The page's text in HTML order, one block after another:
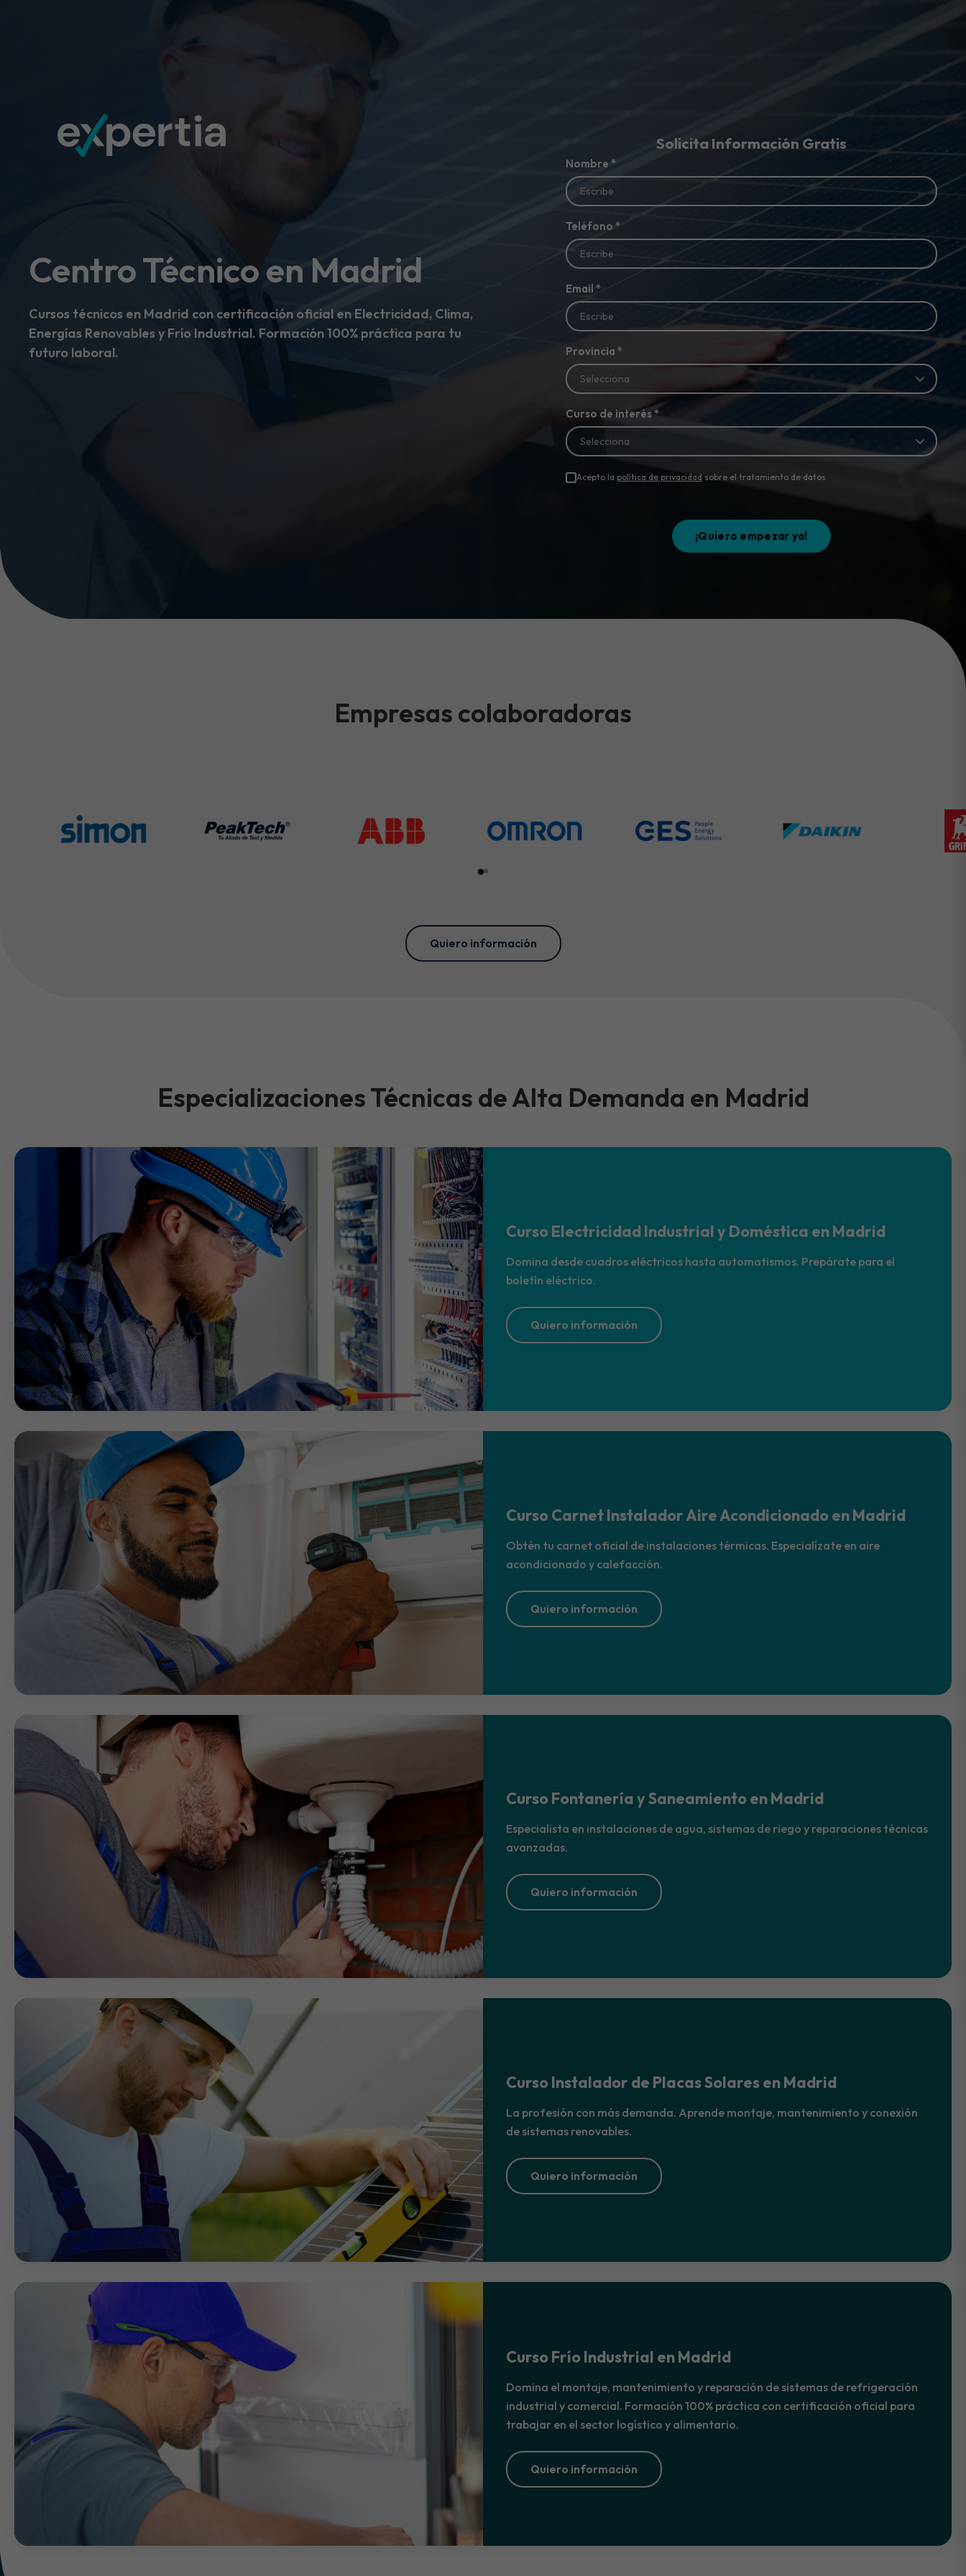
Centro Técnico en Madrid
Cursos técnicos en Madrid con certificación oficial en Electricidad, Clima,
Energías Renovables y Frío Industrial. Formación 100% práctica para tu
futuro laboral.
Solicita Información Gratis
Nombre *
Teléfono *
Email *
Provincia *
Curso de interés*
Acepto la política de privacidad sobre el tratamiento de datos
¡Quiero empezar ya!
Empresas colaboradoras
Quiero información
Especializaciones Técnicas de Alta Demanda en Madrid
Curso Electricidad Industrial y Doméstica en Madrid
Domina desde cuadros eléctricos hasta automatismos. Prepárate para el
boletín eléctrico.
Quiero información
Curso Carnet Instalador Aire Acondicionado en Madrid
Obtén tu carnet oficial de instalaciones térmicas. Especialízate en aire
acondicionado y calefacción.
Quiero información
Curso Fontanería y Saneamiento en Madrid
Especialista en instalaciones de agua, sistemas de riego y reparaciones técnicas
avanzadas.
Quiero información
Curso Instalador de Placas Solares en Madrid
La profesión con más demanda. Aprende montaje, mantenimiento y conexión
de sistemas renovables.
Quiero información
Curso Frío Industrial en Madrid
Domina el montaje, mantenimiento y reparación de sistemas de refrigeración
industrial y comercial. Formación 100% práctica con certificación oficial para
trabajar en el sector logístico y alimentario.
Quiero información